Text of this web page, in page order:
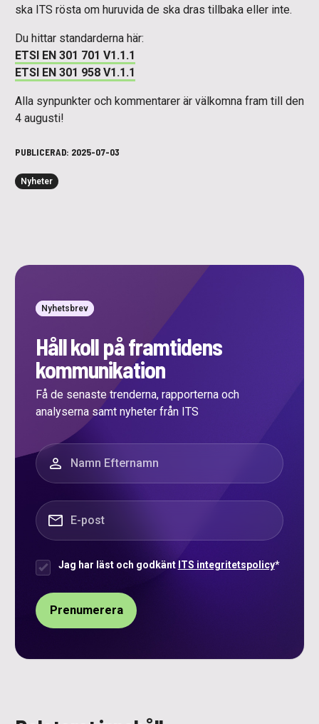
ska ITS rösta om huruvida de ska dras tillbaka eller inte.
Du hittar standarderna här:
ETSI EN 301 701 V1.1.1
ETSI EN 301 958 V1.1.1
Alla synpunkter och kommentarer är välkomna fram till den
4 augusti!
PUBLICERAD: 2025-07-03
Nyheter
Nyhetsbrev
Håll koll på framtidens
kommunikation
Få de senaste trenderna, rapporterna och
analyserna samt nyheter från ITS
”*” anger obligatoriska fält
Namn
E-post
Samtycke*
Jag har läst och godkänt ITS integritetspolicy*